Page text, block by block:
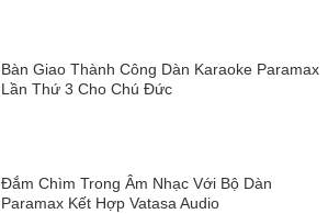
Bàn Giao Thành Công Dàn Karaoke Paramax
Lần Thứ 3 Cho Chú Đức
Đắm Chìm Trong Âm Nhạc Với Bộ Dàn
Paramax Kết Hợp Vatasa Audio